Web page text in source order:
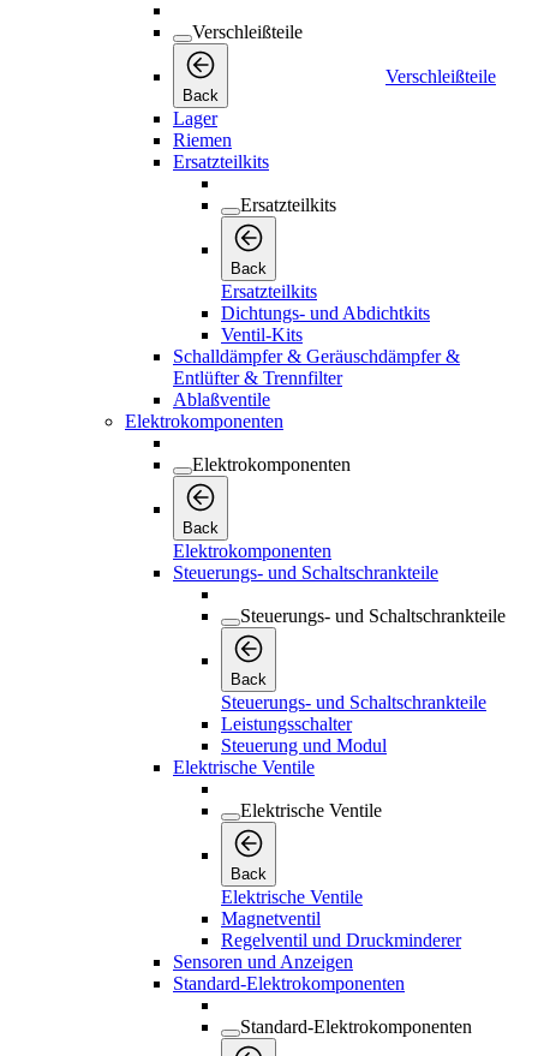
Verschleißteile
Back
Verschleißteile
Lager
Riemen
Ersatzteilkits
Ersatzteilkits
Back
Ersatzteilkits
Dichtungs- und Abdichtkits
Ventil-Kits
Schalldämpfer & Geräuschdämpfer &
Entlüfter & Trennfilter
Ablaßventile
Elektrokomponenten
Elektrokomponenten
Back
Elektrokomponenten
Steuerungs- und Schaltschrankteile
Steuerungs- und Schaltschrankteile
Back
Steuerungs- und Schaltschrankteile
Leistungsschalter
Steuerung und Modul
Elektrische Ventile
Elektrische Ventile
Back
Elektrische Ventile
Magnetventil
Regelventil und Druckminderer
Sensoren und Anzeigen
Standard-Elektrokomponenten
Standard-Elektrokomponenten